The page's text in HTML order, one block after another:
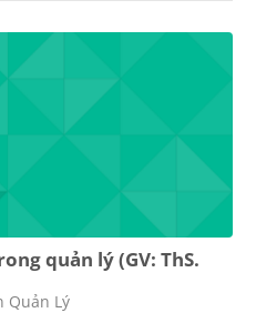
quản lý (GV: ThS.
Quản Lý